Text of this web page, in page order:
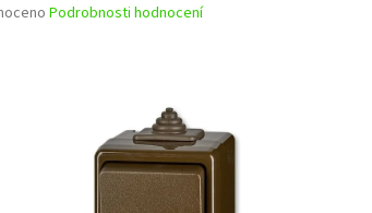
Podrobnosti hodnocení